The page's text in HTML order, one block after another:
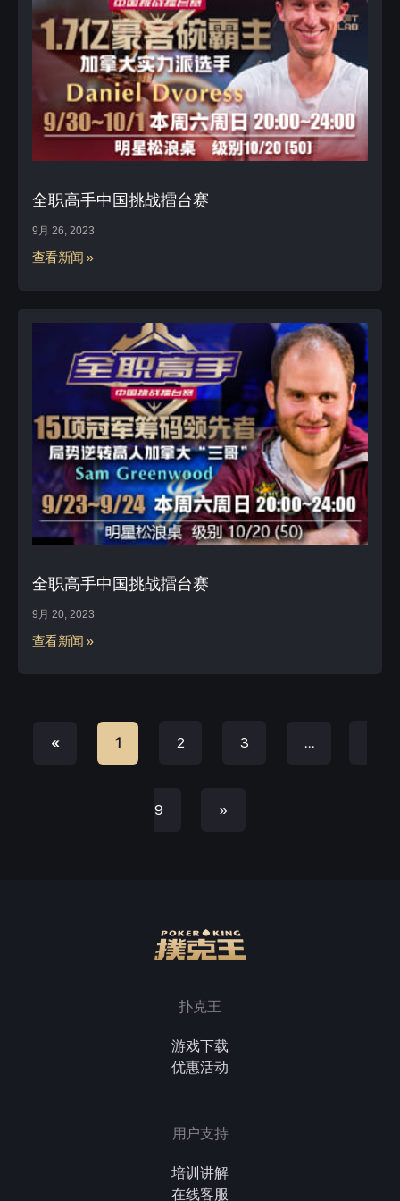
全职高手中国挑战擂台赛
9月 26, 2023
查看新闻 »
全职高手中国挑战擂台赛
9月 20, 2023
查看新闻 »
« 1 2 3 …
9 »
扑克王
游戏下载
优惠活动
用户支持
培训讲解
在线客服